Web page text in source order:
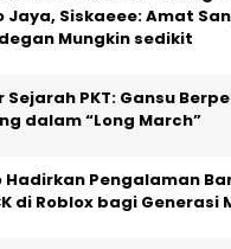
Jaya, Siskaeee: Amat
Mungkin sedikit
Sejarah PKT: Gansu
dalam “Long March”
Hadirkan Pengalaman
di Roblox bagi Generasi